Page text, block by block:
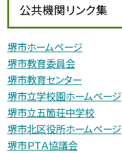
公共機関リンク集
堺市ホームページ
堺市教育委員会
堺市教育センター
堺市立学校園ホームページ
堺市立五箇荘中学校
堺市北区役所ホームページ
堺市ＰＴＡ協議会